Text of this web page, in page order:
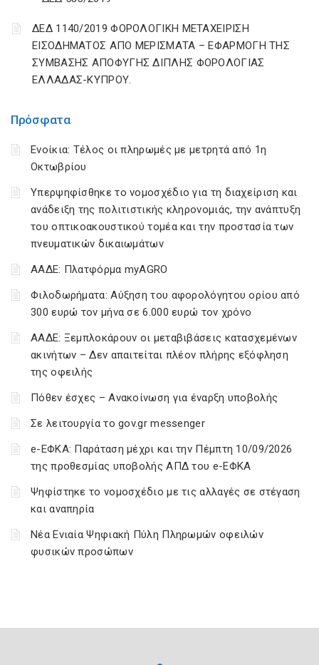
Πρόσφατα
Ενοίκια: Τέλος οι πληρωμές με μετρητά από 1η
Οκτωβρίου
Υπερψηφίσθηκε το νομοσχέδιο για τη διαχείριση και
ανάδειξη της πολιτιστικής κληρονομιάς, την ανάπτυξη
του οπτικοακουστικού τομέα και την προστασία των
πνευματικών δικαιωμάτων
ΑΑΔΕ: Πλατφόρμα myAGRO
Φιλοδωρήματα: Αύξηση του αφορολόγητου ορίου από
300 ευρώ τον μήνα σε 6.000 ευρώ τον χρόνο
ΑΑΔΕ: Ξεμπλοκάρουν οι μεταβιβάσεις κατασχεμένων
ακινήτων – Δεν απαιτείται πλέον πλήρης εξόφληση
της οφειλής
Πόθεν έσχες – Ανακοίνωση για έναρξη υποβολής
Σε λειτουργία το gov.gr messenger
e-ΕΦΚΑ: Παράταση μέχρι και την Πέμπτη 10/09/2026
της προθεσμίας υποβολής ΑΠΔ του e-ΕΦΚΑ
Ψηφίστηκε το νομοσχέδιο με τις αλλαγές σε στέγαση
και αναπηρία
Νέα Ενιαία Ψηφιακή Πύλη Πληρωμών οφειλών
φυσικών προσώπων
ΔΕΔ 1140/2019 ΦΟΡΟΛΟΓΙΚΗ ΜΕΤΑΧΕΙΡΙΣΗ
ΕΙΣΟΔΗΜΑΤΟΣ ΑΠΟ ΜΕΡΙΣΜΑΤΑ – ΕΦΑΡΜΟΓΗ ΤΗΣ
ΣΥΜΒΑΣΗΣ ΑΠΟΦΥΓΗΣ ΔΙΠΛΗΣ ΦΟΡΟΛΟΓΙΑΣ
ΕΛΛΑΔΑΣ-ΚΥΠΡΟΥ.